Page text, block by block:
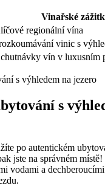
Vinařské
regionální vína
vinic s
vín v luxusním
s
po autentickém
jste na správném
vodami a